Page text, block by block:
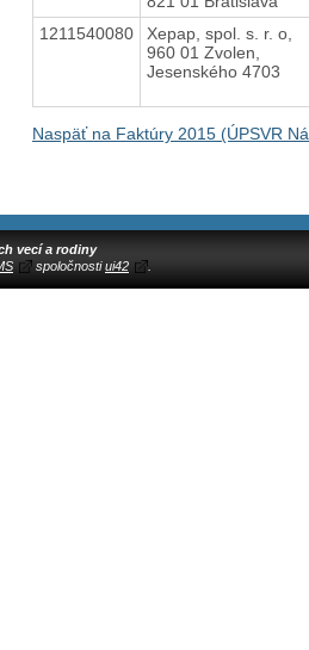
1211540080
Xepap, spol. s. r. o,
960 01 Zvolen,
Jesenského 4703
Naspäť na Faktúry 2015 (ÚPSVR
vecí a rodiny
spoločnostiui42